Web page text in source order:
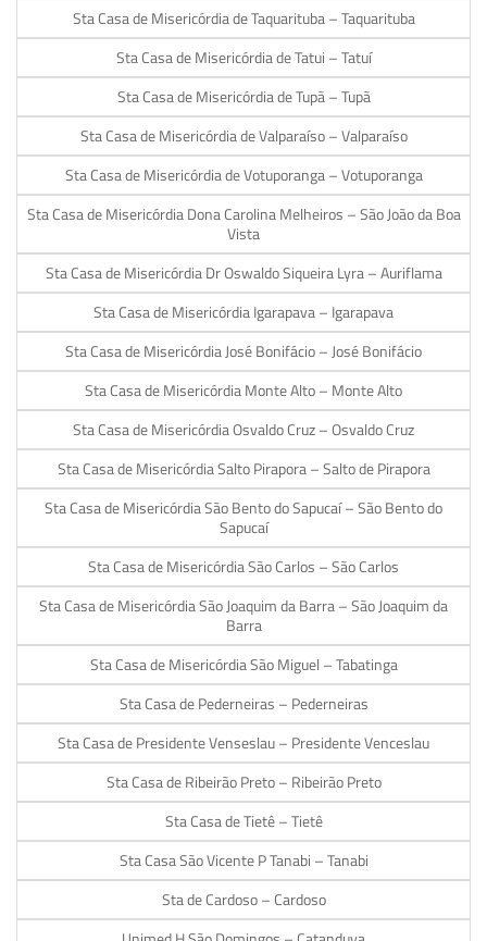
Sta Casa de Misericórdia de Taquarituba – Taquarituba
Sta Casa de Misericórdia de Tatui – Tatuí
Sta Casa de Misericórdia de Tupã – Tupã
Sta Casa de Misericórdia de Valparaíso – Valparaíso
Sta Casa de Misericórdia de Votuporanga – Votuporanga
Sta Casa de Misericórdia Dona Carolina Melheiros – São João da Boa
Vista
Sta Casa de Misericórdia Dr Oswaldo Siqueira Lyra – Auriflama
Sta Casa de Misericórdia Igarapava – Igarapava
Sta Casa de Misericórdia José Bonifácio – José Bonifácio
Sta Casa de Misericórdia Monte Alto – Monte Alto
Sta Casa de Misericórdia Osvaldo Cruz – Osvaldo Cruz
Sta Casa de Misericórdia Salto Pirapora – Salto de Pirapora
Sta Casa de Misericórdia São Bento do Sapucaí – São Bento do
Sapucaí
Sta Casa de Misericórdia São Carlos – São Carlos
Sta Casa de Misericórdia São Joaquim da Barra – São Joaquim da
Barra
Sta Casa de Misericórdia São Miguel – Tabatinga
Sta Casa de Pederneiras – Pederneiras
Sta Casa de Presidente Venseslau – Presidente Venceslau
Sta Casa de Ribeirão Preto – Ribeirão Preto
Sta Casa de Tietê – Tietê
Sta Casa São Vicente P Tanabi – Tanabi
Sta de Cardoso – Cardoso